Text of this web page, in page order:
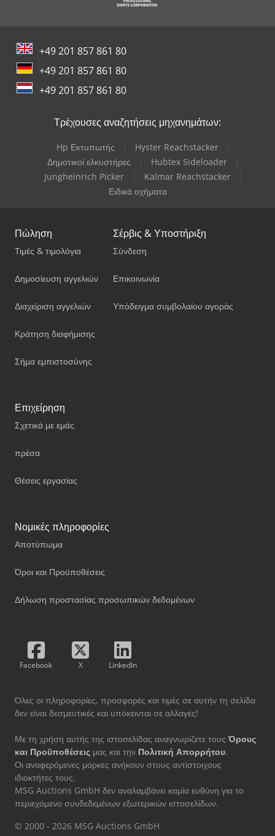
+49 201 857 861 80
+49 201 857 861 80
+49 201 857 861 80
Τρέχουσες αναζητήσεις μηχανημάτων:
Hp Εκτυπωτής
Hyster Reachstacker
Δημοτικοί ελκυστήρες
Hubtex Sideloader
Jungheinrich Picker
Kalmar Reachstacker
Ειδικά οχήματα
Πώληση
Τιμές & τιμολόγια
Δημοσίευση αγγελιών
Διαχείριση αγγελιών
Κράτηση διαφήμισης
Σήμα εμπιστοσύνης
Σέρβις & Υποστήριξη
Σύνδεση
Επικοινωνία
Υπόδειγμα συμβολαίου αγοράς
Επιχείρηση
Σχετικά με εμάς
πρέσα
Θέσεις εργασίας
Νομικές πληροφορίες
Αποτύπωμα
Όροι και Προϋποθέσεις
Δήλωση προστασίας προσωπικών δεδομένων
Facebook X LinkedIn
Όλες οι πληροφορίες, προσφορές και τιμές σε αυτήν τη σελίδα
δεν είναι δεσμευτικές και υπόκεινται σε αλλαγές!
Με τη χρήση αυτής της ιστοσελίδας αναγνωρίζετε τους Όρους
και Προϋποθέσεις μας και την Πολιτική Απορρήτου.
Οι αναφερόμενες μάρκες ανήκουν στους αντίστοιχους
ιδιοκτήτες τους.
MSG Auctions GmbH δεν αναλαμβάνει καμία ευθύνη για το
περιεχόμενο συνδεδεμένων εξωτερικών ιστοσελίδων.
© 2000 - 2026 MSG Auctions GmbH